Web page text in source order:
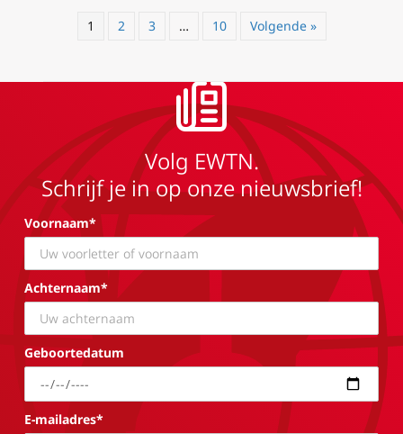
1 2 3 … 10 Volgende »
Volg EWTN.
Schrijf je in op onze nieuwsbrief!
Voornaam*
Achternaam*
Geboortedatum
E-mailadres*